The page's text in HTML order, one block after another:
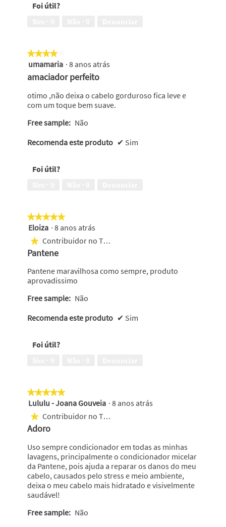
Foi útil?
★★★★★
★★★★★
4
estrelas.
umamaria · 8 anos atrás
amaciador perfeito
otimo ,não deixa o cabelo gorduroso fica leve e
com um toque bem suave.
Free sample: Não
Recomenda este produto ✔ Sim
Foi útil?
★★★★★
★★★★★
5
em
estrelas.
Eloiza · 8 anos atrás
★ Contribuidor no Top 250
Pantene
Pantene maravilhosa como sempre, produto
aprovadissimo
Free sample: Não
Recomenda este produto ✔ Sim
Foi útil?
★★★★★
★★★★★
5
em
estrelas.
Lululu - Joana Gouveia · 8 anos atrás
★ Contribuidor no Top 25
Adoro
Uso sempre condicionador em todas as minhas
lavagens, principalmente o condicionador micelar
da Pantene, pois ajuda a reparar os danos do meu
cabelo, causados pelo stress e meio ambiente,
deixa o meu cabelo mais hidratado e visivelmente
saudável!
Free sample: Não